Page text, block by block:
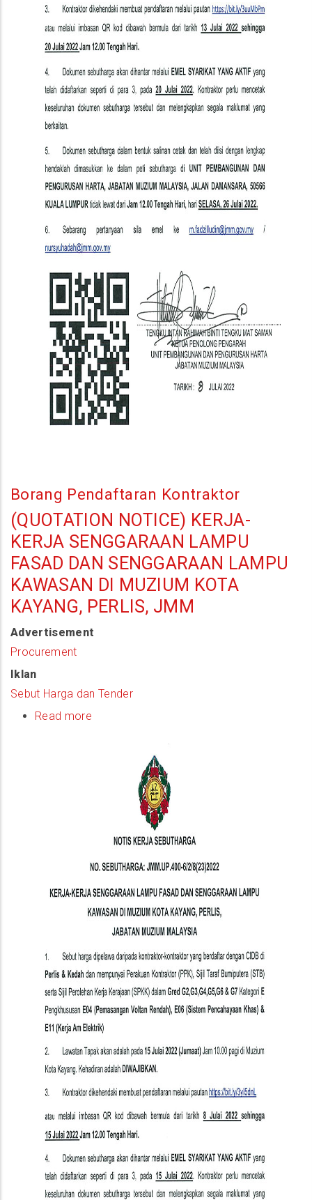
Persekutuan
Labuan
Borang Pendaftaran Kontraktor
(QUOTATION NOTICE) KERJA-
KERJA SENGGARAAN LAMPU
FASAD DAN SENGGARAAN LAMPU
KAWASAN DI MUZIUM KOTA
KAYANG, PERLIS, JMM
Advertisement
Procurement
Iklan
Sebut Harga dan Tender
Read more
Senggaraan
Lampu
Dan
Senggaraan
Lampu
Kawasan
Di
Muzium
Kota
Kayang,
Perlis,
JMM